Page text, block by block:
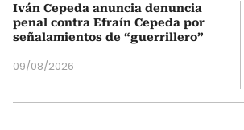
Iván Cepeda anuncia denuncia
penal contra Efraín Cepeda por
señalamientos de “guerrillero”
09/08/2026